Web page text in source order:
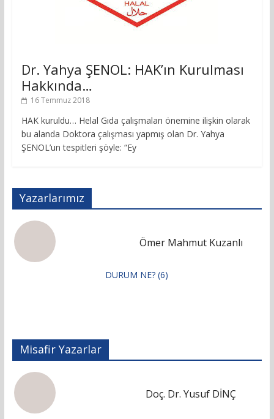
Dr. Yahya ŞENOL: HAK’ın Kurulması
Hakkında…
16 Temmuz 2018
HAK kuruldu… Helal Gıda çalışmaları önemine ilişkin olarak
bu alanda Doktora çalışması yapmış olan Dr. Yahya
ŞENOL’un tespitleri şöyle: “Ey
Yazarlarımız
Ömer Mahmut Kuzanlı
DURUM NE? (6)
Misafir Yazarlar
Doç. Dr. Yusuf DİNÇ